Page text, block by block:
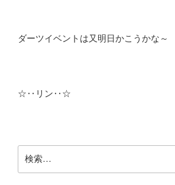
ダーツイベントは又明日かこうかな～
☆‥リン‥☆
索: